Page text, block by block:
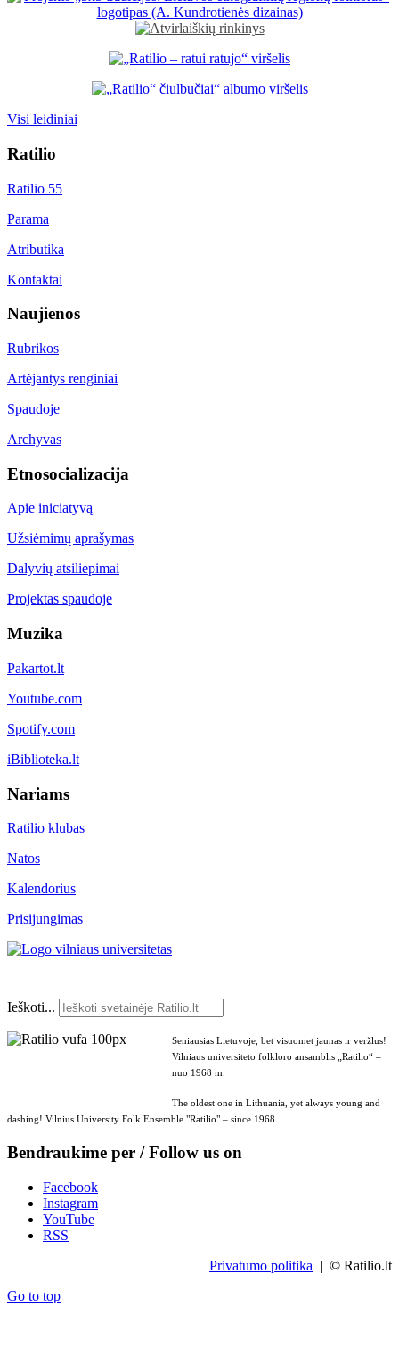
Visi leidiniai
Ratilio
Ratilio 55
Parama
Atributika
Kontaktai
Naujienos
Rubrikos
Artėjantys renginiai
Spaudoje
Archyvas
Etnosocializacija
Apie iniciatyvą
Užsiėmimų aprašymas
Dalyvių atsiliepimai
Projektas spaudoje
Muzika
Pakartot.lt
Youtube.com
Spotify.com
iBiblioteka.lt
Nariams
Ratilio klubas
Natos
Kalendorius
Prisijungimas
Ieškoti...
Seniausias Lietuvoje, bet visuomet jaunas ir veržlus!
Vilniaus universiteto folkloro ansamblis „Ratilio“ –
nuo 1968 m.
The oldest one in Lithuania, yet always young and
dashing! Vilnius University Folk Ensemble "Ratilio" – since 1968.
Bendraukime per / Follow us on
Facebook
Instagram
YouTube
RSS
Privatumo politika | © Ratilio.lt
Go to top